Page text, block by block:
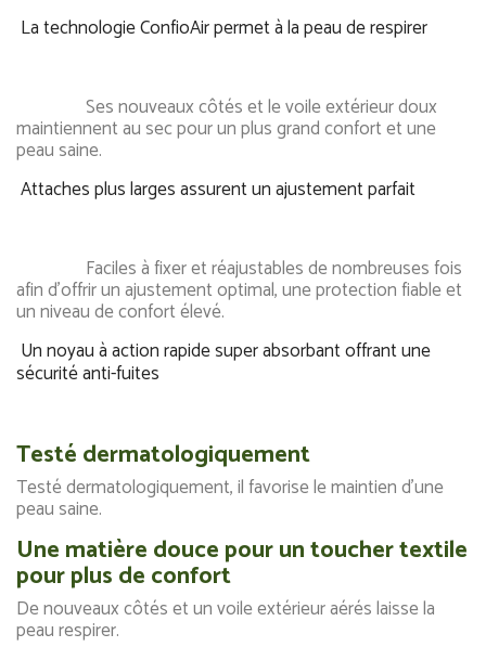
La technologie ConfioAir permet à la peau de respirer
Ses nouveaux côtés et le voile extérieur doux
maintiennent au sec pour un plus grand confort et une
peau saine.
Attaches plus larges assurent un ajustement parfait
Faciles à fixer et réajustables de nombreuses fois
afin d'offrir un ajustement optimal, une protection fiable et
un niveau de confort élevé.
Un noyau à action rapide super absorbant offrant une
sécurité anti-fuites
Testé dermatologiquement
Testé dermatologiquement, il favorise le maintien d'une
peau saine.
Une matière douce pour un toucher textile
pour plus de confort
De nouveaux côtés et un voile extérieur aérés laisse la
peau respirer.